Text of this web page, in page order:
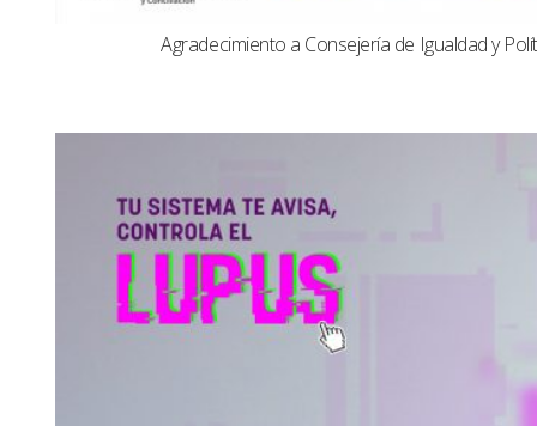
Agradecimiento a Consejería de Igualdad y